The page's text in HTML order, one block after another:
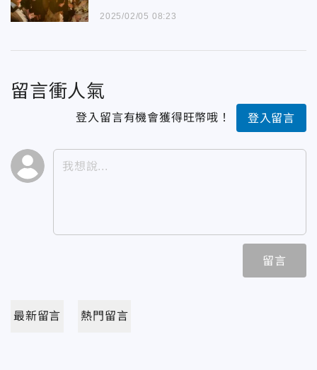
2025/02/05 08:23
留言衝人氣
登入留言有機會獲得旺幣哦！ 登入留言
留言
最新留言 熱門留言